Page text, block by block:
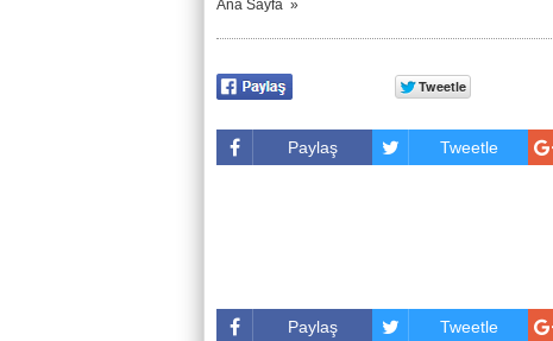
Ana Sayfa »
Paylaş Tweetle
Paylaş Tweetle